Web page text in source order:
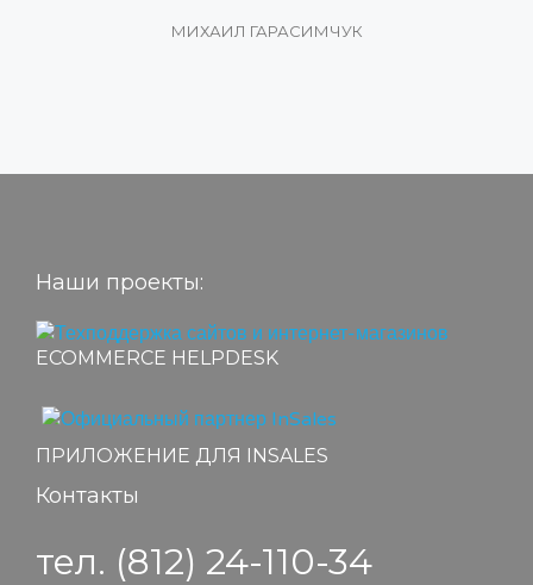
МИХАИЛ ГАРАСИМЧУК
Наши проекты:
ECOMMERCE HELPDESK
ПРИЛОЖЕНИЕ ДЛЯ INSALES
Контакты
тел. (812) 24-110-34